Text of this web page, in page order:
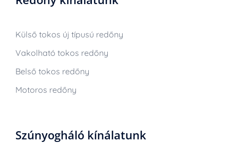
Külső tokos új típusú redőny
Vakolható tokos redőny
Belső tokos redőny
Motoros redőny
Szúnyogháló kínálatunk